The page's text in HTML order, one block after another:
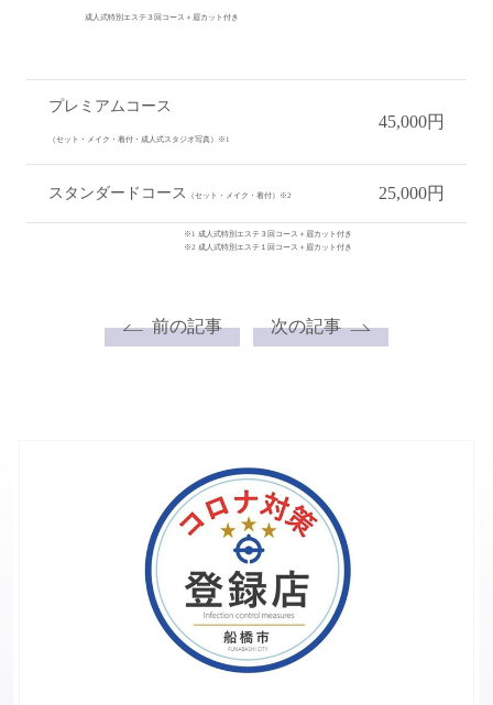
成人式特別エステ３回コース＋眉カット付き
プレミアムコース
（セット・メイク・着付・成人式スタジオ写真）※1
45,000円
スタンダードコース （セット・メイク・着付）※2 25,000円
※1 成人式特別エステ３回コース＋眉カット付き
※2 成人式特別エステ１回コース＋眉カット付き
前の記事 次の記事